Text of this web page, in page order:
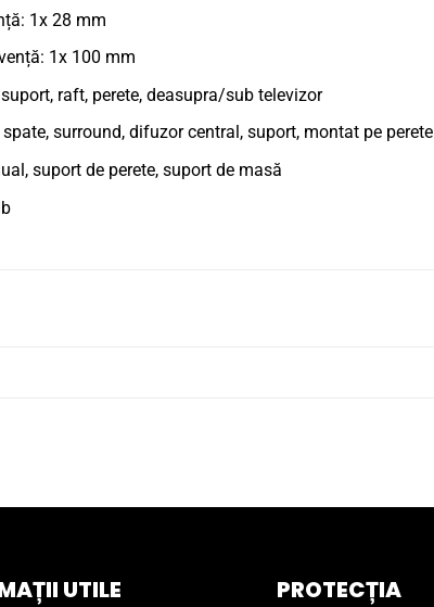
1x 28 mm
1x 100 mm
raft, perete, deasupra/sub televizor
surround, difuzor central, suport, montat pe perete
suport de perete, suport de masă
UTILE PROTECȚIA